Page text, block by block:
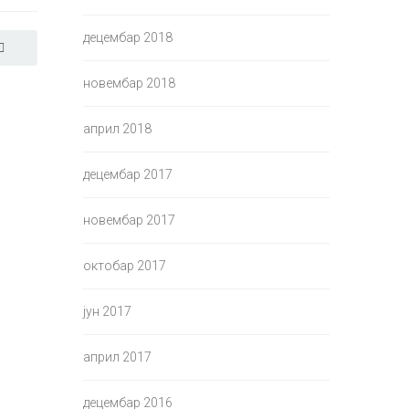
децембар 2018
новембар 2018
април 2018
децембар 2017
новембар 2017
октобар 2017
јун 2017
април 2017
децембар 2016